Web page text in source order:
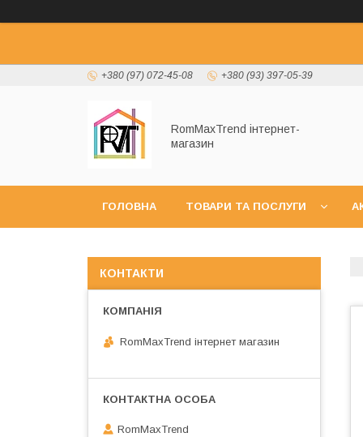
+380 (97) 072-45-08 +380 (93) 397-05-39
RomMaxTrend інтернет-
магазин
ГОЛОВНА ТОВАРИ ТА ПОСЛУГИ
КОНТАКТИ
RomMaxTrend інтернет магазин
RomMaxTrend